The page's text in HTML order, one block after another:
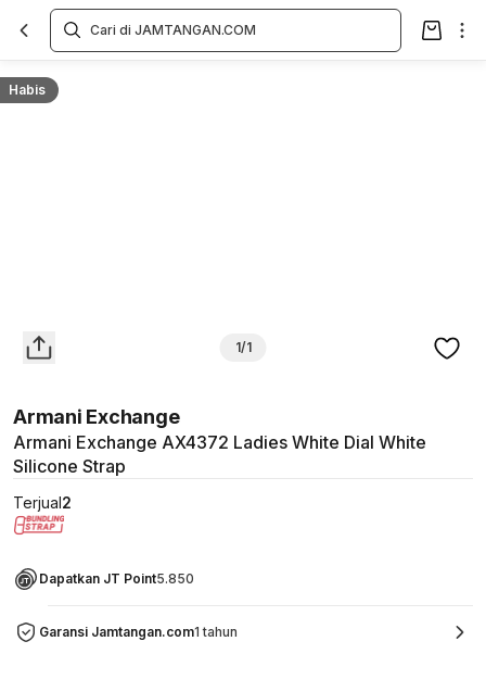
Habis
1/1
Armani Exchange
Armani Exchange AX4372 Ladies White Dial White
Silicone Strap
Terjual2
Dapatkan JT Point5.850
Garansi Jamtangan.com1 tahun
Overview